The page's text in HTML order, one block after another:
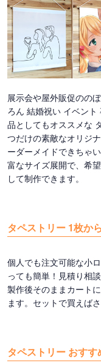
展示会や屋外販促のの
ろん 結婚祝い イベン
品としてもオススメな
つだけの素敵なオリジ
ーダーメイドできちゃ
富なサイズ展開で、希
して制作できます。
タペストリー 1枚から
個人でも注文可能な小
っても簡単！見積り相
製作後そのままカート
ます。セットで買えば
タペストリー おすす